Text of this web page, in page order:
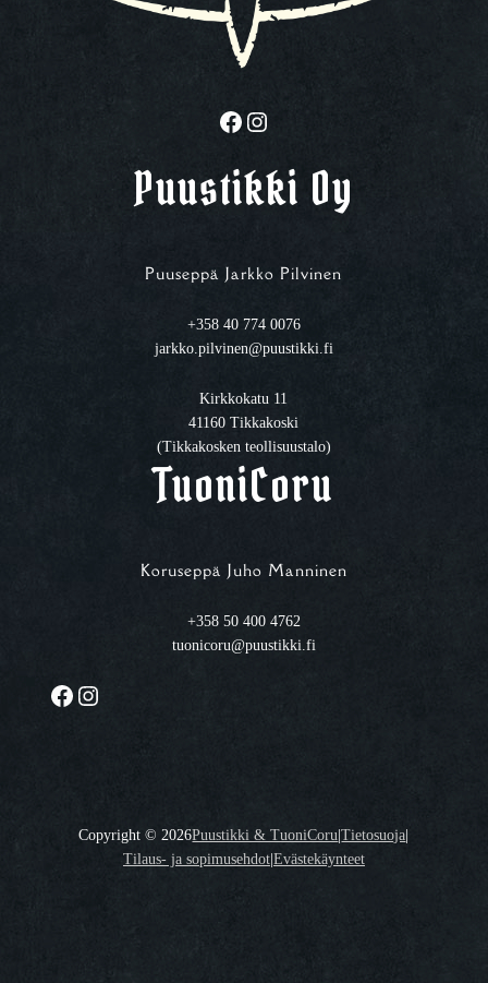
Facebook Instagram
Puustikki Oy
Puuseppä Jarkko Pilvinen
+358 40 774 0076
jarkko.pilvinen@puustikki.fi
Kirkkokatu 11
41160 Tikkakoski
(Tikkakosken teollisuustalo)
TuoniCoru
Koruseppä Juho Manninen
+358 50 400 4762
tuonicoru@puustikki.fi
Facebook Instagram
Copyright ©2026Puustikki & TuoniCoru|Tietosuoja|
Tilaus- ja sopimusehdot|Evästekäynteet